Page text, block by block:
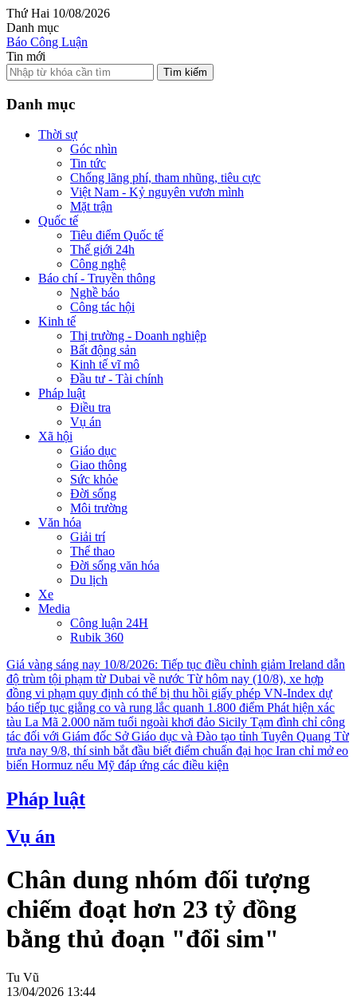
Thứ Hai 10/08/2026
Danh mục
Báo Công Luận
Tin mới
Tìm kiếm
Danh mục
Thời sự
Góc nhìn
Tin tức
Chống lãng phí, tham nhũng, tiêu cực
Việt Nam - Kỷ nguyên vươn mình
Mặt trận
Quốc tế
Tiêu điểm Quốc tế
Thế giới 24h
Công nghệ
Báo chí - Truyền thông
Nghề báo
Công tác hội
Kinh tế
Thị trường - Doanh nghiệp
Bất động sản
Kinh tế vĩ mô
Đầu tư - Tài chính
Pháp luật
Điều tra
Vụ án
Xã hội
Giáo dục
Giao thông
Sức khỏe
Đời sống
Môi trường
Văn hóa
Giải trí
Thể thao
Đời sống văn hóa
Du lịch
Xe
Media
Công luận 24H
Rubik 360
Giá vàng sáng nay 10/8/2026: Tiếp tục điều chỉnh giảm Ireland dẫn
độ trùm tội phạm từ Dubai về nước Từ hôm nay (10/8), xe hợp
đồng vi phạm quy định có thể bị thu hồi giấy phép VN-Index dự
báo tiếp tục giằng co và rung lắc quanh 1.800 điểm Phát hiện xác
tàu La Mã 2.000 năm tuổi ngoài khơi đảo Sicily Tạm đình chỉ công
tác đối với Giám đốc Sở Giáo dục và Đào tạo tỉnh Tuyên Quang Từ
trưa nay 9/8, thí sinh bắt đầu biết điểm chuẩn đại học Iran chỉ mở eo
biển Hormuz nếu Mỹ đáp ứng các điều kiện
Pháp luật
Vụ án
Chân dung nhóm đối tượng
chiếm đoạt hơn 23 tỷ đồng
bằng thủ đoạn "đổi sim"
Tu Vũ
13/04/2026 13:44